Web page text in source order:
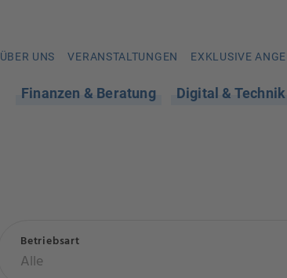
ÜBER UNS VERANSTALTUNGEN EXKLUSIVE
Finanzen & Beratung Digital & Technik
Betriebsart
Alle